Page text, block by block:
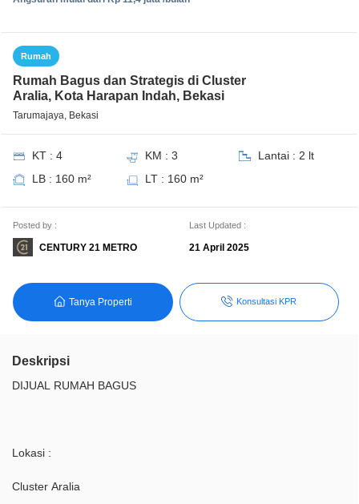
Rumah
Rumah Bagus dan Strategis di Cluster
Aralia, Kota Harapan Indah, Bekasi
Tarumajaya, Bekasi
KT : 4 KM : 3
Lantai : 2 lt
LB : 160 m²
LT : 160 m²
Posted by :
CENTURY 21 METRO
Last Updated :
21 April 2025
Tanya Properti Konsultasi KPR
Deskripsi
DIJUAL RUMAH BAGUS
Lokasi :
Cluster Aralia